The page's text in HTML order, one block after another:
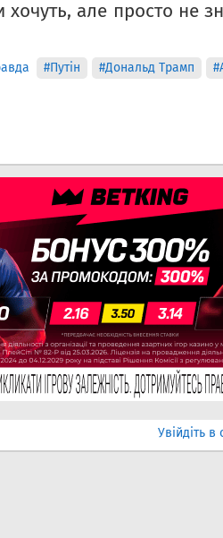
але просто не
#Путін #Дональд Трамп
Увійдіть в